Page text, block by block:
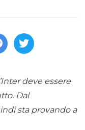
deve essere
Dal
sta provando a